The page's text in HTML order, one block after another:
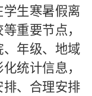
生寒暑假离
重要节点，
年级、地域
统计信息，
、合理安排